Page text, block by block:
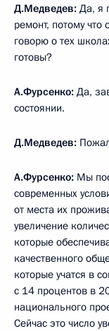
Д.Медведев: Да, я
ремонт, потому
говорю о тех
готовы?
А.Фурсенко: Да,
состоянии.
Д.Медведев:
А.Фурсенко: Мы
современных
от места их
увеличение
которые
качественного
которые учатся в
с 14 процентов в
национального
Сейчас это число